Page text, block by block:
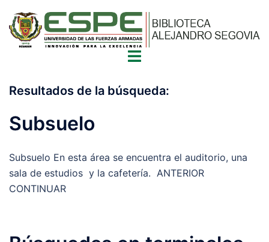
contenido
Alternar
Resultados de la búsqueda:
Subsuelo
Subsuelo En esta área se encuentra el auditorio, una
sala de estudios y la cafetería. ANTERIOR
CONTINUAR